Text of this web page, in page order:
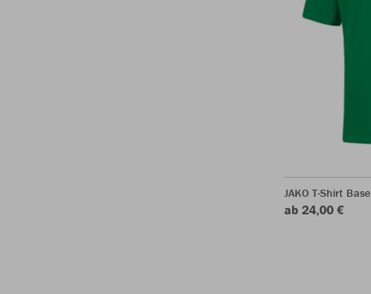
JAKO T-Shirt Base
ab 24,00 €